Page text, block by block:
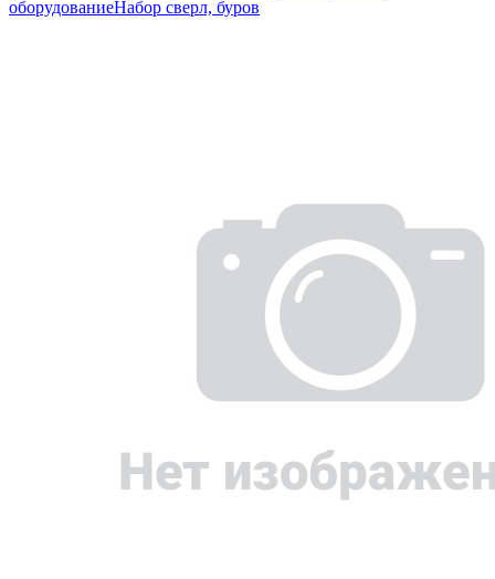
оборудованиеНабор сверл, буров